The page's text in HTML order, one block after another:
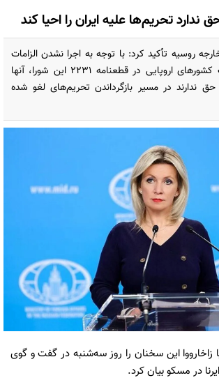
ندارد تحریم‌ها علیه ایران را احیا کند
روسیه تأکید کرد: با توجه به اجرا نشدن الزامات
شورای امنیت از طرف کشورهای اروپایی در قطعنامه ۲۲۳۱ این شورا، آنها
ندارند در مسیر بازگرداندن تحریم‌های لغو شده
زاخارووا این سخنان را روز سه‌شنبه در گفت و گوی
در مسکو بیان کرد.